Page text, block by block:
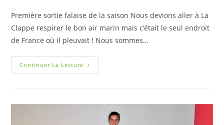
Première sortie falaise de la saison Nous devions aller à La
Clappe respirer le bon air marin mais c’était le seul endroit
de France où il pleuvait ! Nous sommes…
Continuer La Lecture